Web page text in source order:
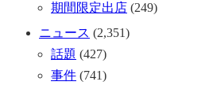
期間限定出店 (249)
ニュース (2,351)
話題 (427)
事件 (741)